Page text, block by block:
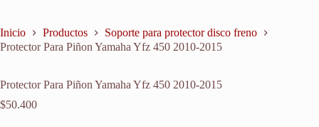
Inicio Productos
Soporte para protector disco freno
Protector Para Piñon Yamaha Yfz 450 2010-2015
Protector Para Piñon Yamaha Yfz 450 2010-2015
$50.400